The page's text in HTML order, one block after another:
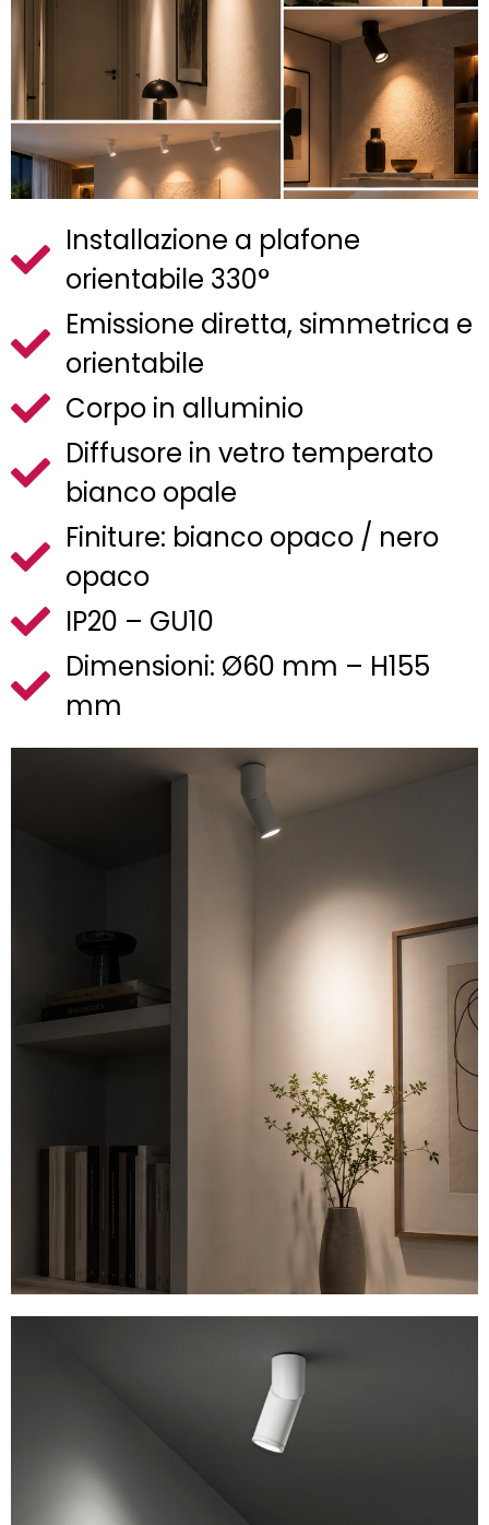
Installazione a plafone
orientabile 330°
Emissione diretta, simmetrica e
orientabile
Corpo in alluminio
Diffusore in vetro temperato
bianco opale
Finiture: bianco opaco / nero
opaco
IP20 – GU10
Dimensioni: Ø60 mm – H155
mm